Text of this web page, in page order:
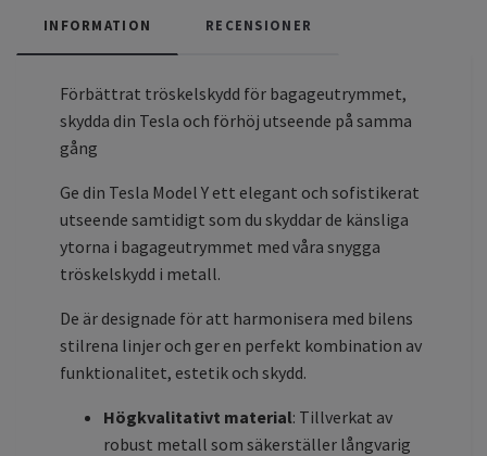
INFORMATION RECENSIONER
Förbättrat tröskelskydd för bagageutrymmet,
skydda din Tesla och förhöj utseende på samma
gång
Ge din Tesla Model Y ett elegant och sofistikerat
utseende samtidigt som du skyddar de känsliga
ytorna i bagageutrymmet med våra snygga
tröskelskydd i metall.
De är designade för att harmonisera med bilens
stilrena linjer och ger en perfekt kombination av
funktionalitet, estetik och skydd.
Högkvalitativt material: Tillverkat av
robust metall som säkerställer långvarig